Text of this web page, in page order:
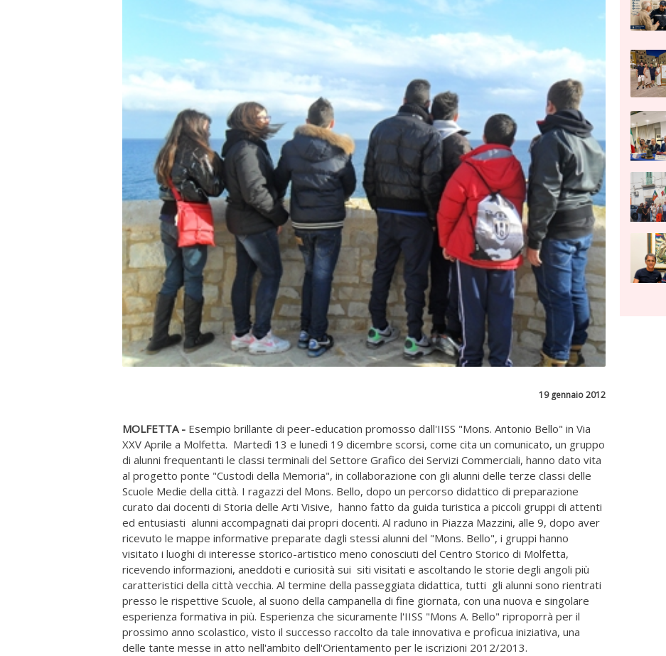
19 gennaio 2012
MOLFETTA - Esempio brillante di peer-education promosso dall'IISS "Mons. Antonio Bello" in Via
XXV Aprile a Molfetta. Martedì 13 e lunedì 19 dicembre scorsi, come cita un comunicato, un gruppo
di alunni frequentanti le classi terminali del Settore Grafico dei Servizi Commerciali, hanno dato vita
al progetto ponte "Custodi della Memoria", in collaborazione con gli alunni delle terze classi delle
Scuole Medie della città. I ragazzi del Mons. Bello, dopo un percorso didattico di preparazione
curato dai docenti di Storia delle Arti Visive, hanno fatto da guida turistica a piccoli gruppi di attenti
ed entusiasti alunni accompagnati dai propri docenti. Al raduno in Piazza Mazzini, alle 9, dopo aver
ricevuto le mappe informative preparate dagli stessi alunni del "Mons. Bello", i gruppi hanno
visitato i luoghi di interesse storico-artistico meno conosciuti del Centro Storico di Molfetta,
ricevendo informazioni, aneddoti e curiosità sui siti visitati e ascoltando le storie degli angoli più
caratteristici della città vecchia. Al termine della passeggiata didattica, tutti gli alunni sono rientrati
presso le rispettive Scuole, al suono della campanella di fine giornata, con una nuova e singolare
esperienza formativa in più. Esperienza che sicuramente l'IISS "Mons A. Bello" riproporrà per il
prossimo anno scolastico, visto il successo raccolto da tale innovativa e proficua iniziativa, una
delle tante messe in atto nell'ambito dell'Orientamento per le iscrizioni 2012/2013.